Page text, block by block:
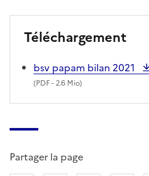
Téléchargement
bsv papam bilan 2021
(PDF- 2.6 Mio)
Partager la page